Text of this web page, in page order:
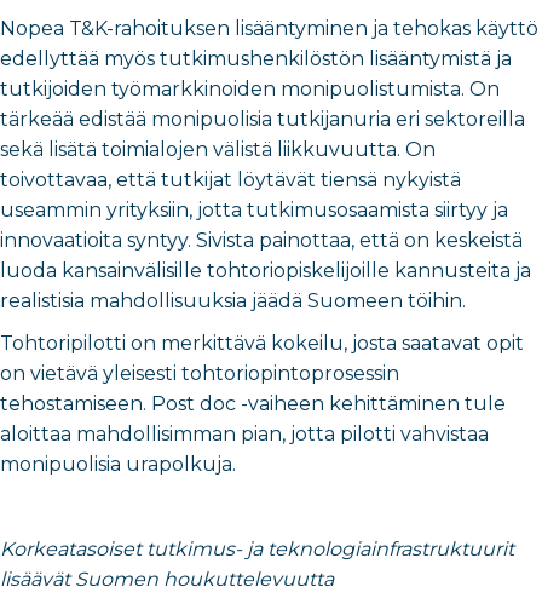
Nopea T&K-rahoituksen lisääntyminen ja tehokas käyttö
edellyttää myös tutkimushenkilöstön lisääntymistä ja
tutkijoiden työmarkkinoiden monipuolistumista. On
tärkeää edistää monipuolisia tutkijanuria eri sektoreilla
sekä lisätä toimialojen välistä liikkuvuutta. On
toivottavaa, että tutkijat löytävät tiensä nykyistä
useammin yrityksiin, jotta tutkimusosaamista siirtyy ja
innovaatioita syntyy. Sivista painottaa, että on keskeistä
luoda kansainvälisille tohtoriopiskelijoille kannusteita ja
realistisia mahdollisuuksia jäädä Suomeen töihin.
Tohtoripilotti on merkittävä kokeilu, josta saatavat opit
on vietävä yleisesti tohtoriopintoprosessin
tehostamiseen. Post doc -vaiheen kehittäminen tule
aloittaa mahdollisimman pian, jotta pilotti vahvistaa
monipuolisia urapolkuja.
Korkeatasoiset tutkimus- ja teknologiainfrastruktuurit
lisäävät Suomen houkuttelevuutta